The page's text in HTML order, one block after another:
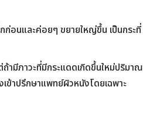
ก่อนและค่อยๆ ขยายใหญ่ขึ้น เป็นกระที่
ามีภาวะที่มีกระแดดเกิดขึ้นใหม่ปริมาณ
ข้าปรึกษาแพทย์ผิวหนังโดยเฉพาะ